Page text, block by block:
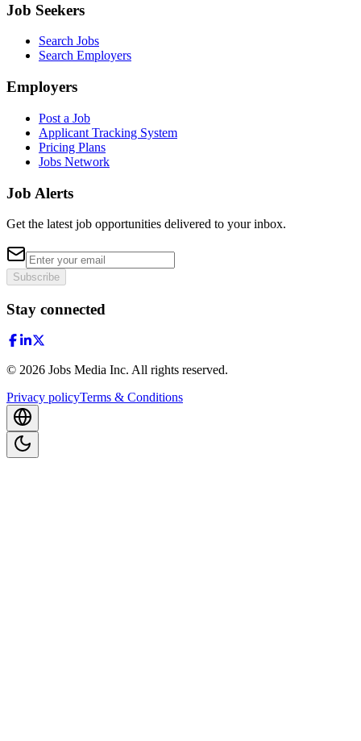
Job Seekers
Search Jobs
Search Employers
Employers
Post a Job
Applicant Tracking System
Pricing Plans
Jobs Network
Job Alerts
Get the latest job opportunities delivered to your inbox.
Subscribe
Stay connected
© 2026 Jobs Media Inc. All rights reserved.
Privacy policyTerms & Conditions